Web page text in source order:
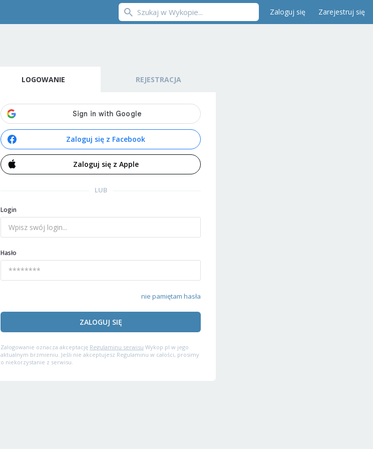
Zaloguj się Zarejestruj się
LOGOWANIE REJESTRACJA
Zaloguj się z Facebook
Zaloguj się z Apple
LUB
Login
Hasło
nie pamiętam hasła
ZALOGUJ SIĘ
Zalogowanie oznacza akceptację Regulaminu serwisu Wykop.pl w jego
aktualnym brzmieniu. Jeśli nie akceptujesz Regulaminu w całości, prosimy
o niekorzystanie z serwisu.